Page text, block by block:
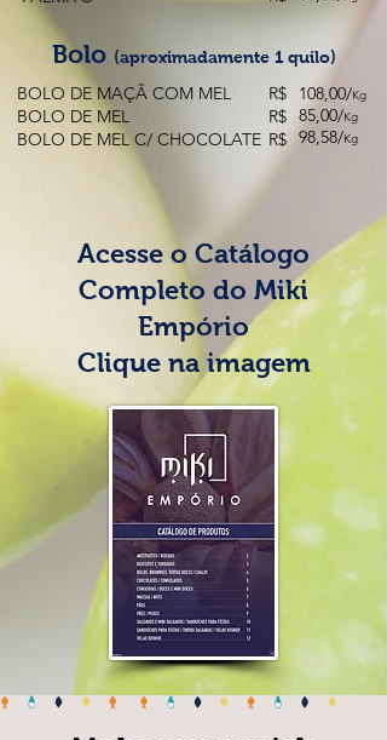
Bolo (aproximadamente 1 quilo)
BOLO DE MAÇÃ COM MEL
BOLO DE MEL
BOLO DE MEL C/ CHOCOLATE
R$
R$
R$
108,00/Kg
85,00/Kg
98,58/Kg
Acesse o Catálogo
Completo do Miki
Empório
Clique na imagem